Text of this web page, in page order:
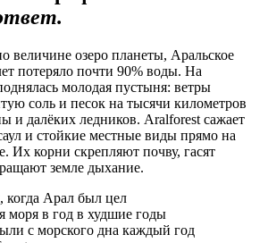
величине озеро планеты, Аральское
потеряло почти 90% воды. На
молодая пустыня: ветры
соль и песок на тысячи километров
и далёких ледников. Aralforest сажает
и стойкие местные виды прямо на
Их корни скрепляют почву, гасят
земле дыхание.
когда Арал был цел
моря в год в худшие годы
с морского дна каждый год